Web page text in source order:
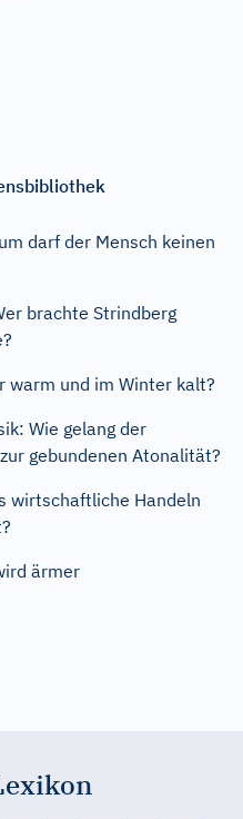
darf der Mensch keinen
brachte Strindberg
warm und im Winter kalt?
Wie gelang der
gebundenen Atonalität?
wirtschaftliche Handeln
ärmer